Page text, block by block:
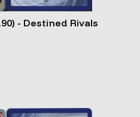
- Destined Rivals